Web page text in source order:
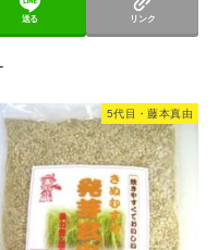
送る リンク
5代目・藤本真由